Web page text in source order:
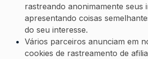
rastreando anonimamente seus
apresentando coisas
do seu interesse.
Vários parceiros anunciam em
cookies de rastreamento de